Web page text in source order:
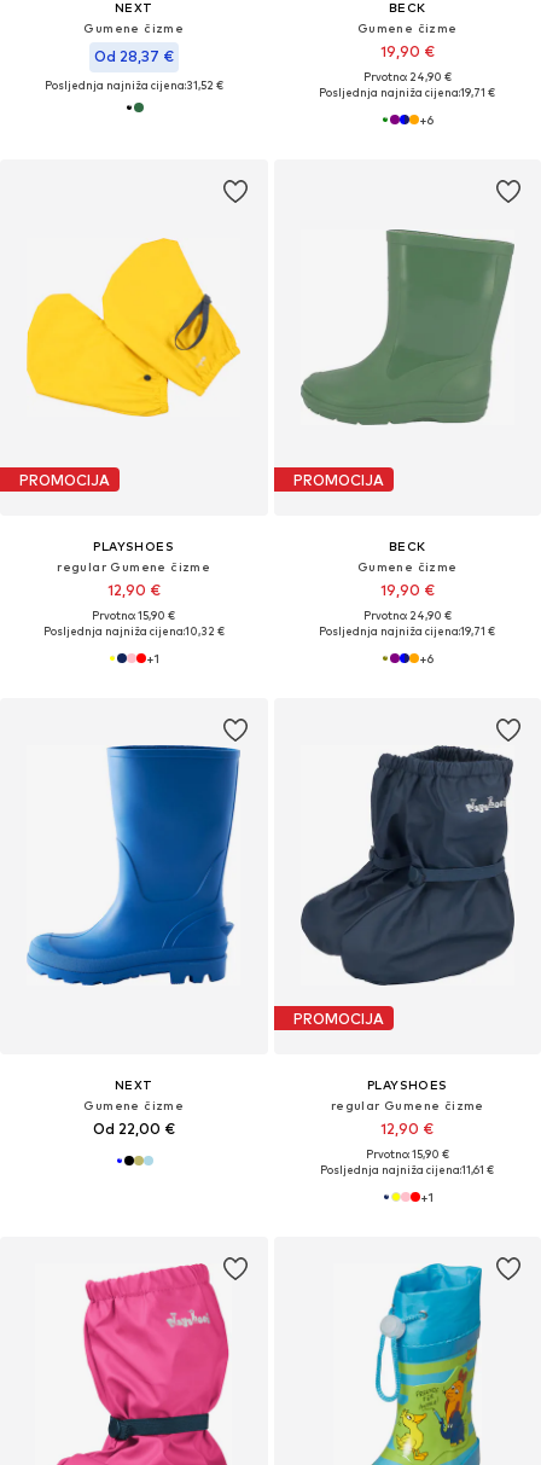
NEXT
Gumene čizme
Od 28,37 €
Posljednja najniža cijena:31,52 €
BECK
Gumene čizme
19,90 €
Prvotno: 24,90 €
Posljednja najniža cijena:19,71 €
+6
PROMOCIJA
PLAYSHOES
regular Gumene čizme
12,90 €
Prvotno: 15,90 €
Posljednja najniža cijena:10,32 €
+1
PROMOCIJA
BECK
Gumene čizme
19,90 €
Prvotno: 24,90 €
Posljednja najniža cijena:19,71 €
+6
NEXT
Gumene čizme
Od 22,00 €
PROMOCIJA
PLAYSHOES
regular Gumene čizme
12,90 €
Prvotno: 15,90 €
Posljednja najniža cijena:11,61 €
+1